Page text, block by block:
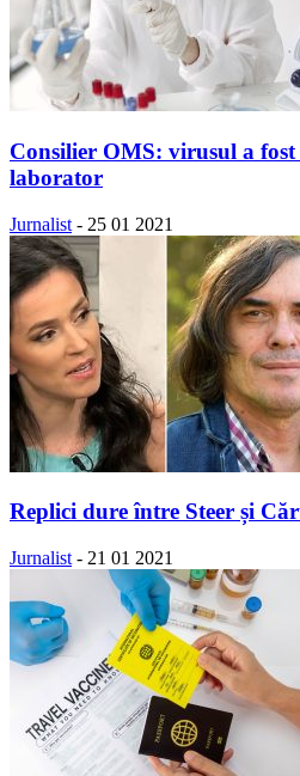
Consilier OMS: virusul a
laborator
Jurnalist - 25 01 2021
Replici dure între Steer și
Jurnalist - 21 01 2021